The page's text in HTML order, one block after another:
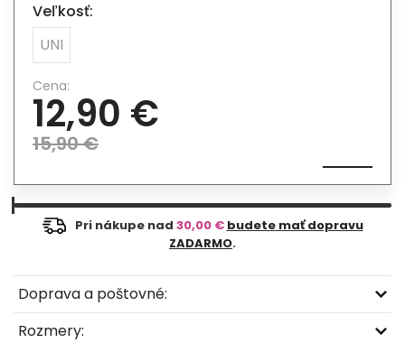
Veľkosť:
UNI
Cena:
12,90 €
15,90 €
Pri nákupe nad 30,00 € budete mať dopravu
ZADARMO.
Doprava a poštovné:
Rozmery: